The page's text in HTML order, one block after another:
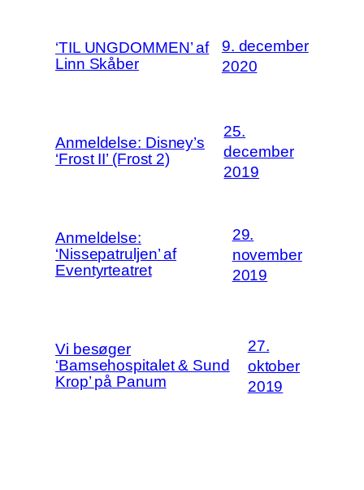
‘TIL UNGDOMMEN’ af
Linn Skåber
9. december
2020
Anmeldelse: Disney’s
‘Frost II’ (Frost 2)
25.
december
2019
Anmeldelse:
‘Nissepatruljen’ af
Eventyrteatret
29.
november
2019
Vi besøger
‘Bamsehospitalet & Sund
Krop’ på Panum
27.
oktober
2019